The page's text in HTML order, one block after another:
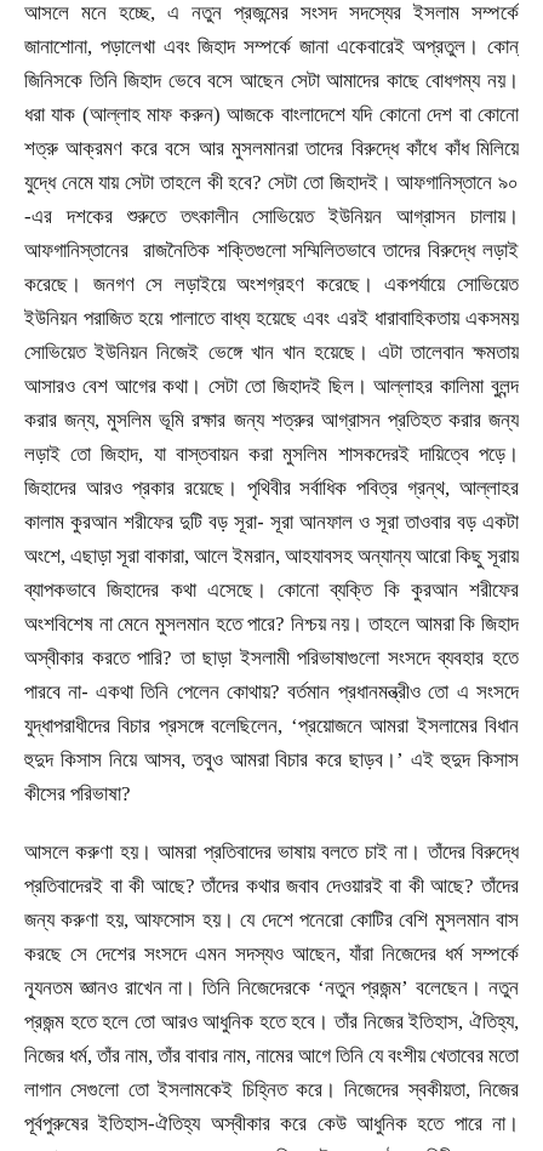
আসলে মনে হচ্ছে, এ নতুন প্রজন্মের সংসদ সদস্যের ইসলাম সম্পর্কে
জানাশোনা, পড়ালেখা এবং জিহাদ সম্পর্কে জানা একেবারেই অপ্রতুল। কোন্
জিনিসকে তিনি জিহাদ ভেবে বসে আছেন সেটা আমাদের কাছে বোধগম্য নয়।
ধরা যাক (আল্লাহ মাফ করুন) আজকে বাংলাদেশে যদি কোনো দেশ বা কোনো
শত্রু আক্রমণ করে বসে আর মুসলমানরা তাদের বিরুদ্ধে কাঁধে কাঁধ মিলিয়ে
যুদ্ধে নেমে যায় সেটা তাহলে কী হবে?সেটা তো জিহাদই। আফগানিস্তানে ৯০
-এর দশকের শুরুতে তৎকালীন সোভিয়েত ইউনিয়ন আগ্রাসন চালায়।
আফগানিস্তানের রাজনৈতিক শক্তিগুলো সম্মিলিতভাবে তাদের বিরুদ্ধে লড়াই
করেছে। জনগণ সে লড়াইয়ে অংশগ্রহণ করেছে। একপর্যায়ে সোভিয়েত
ইউনিয়ন পরাজিত হয়ে পালাতে বাধ্য হয়েছে এবং এরই ধারাবাহিকতায় একসময়
সোভিয়েত ইউনিয়ন নিজেই ভেঙ্গে খান খান হয়েছে। এটা তালেবান ক্ষমতায়
আসারও বেশ আগের কথা। সেটা তো জিহাদই ছিল। আল্লাহর কালিমা বুলন্দ
করার জন্য,মুসলিম ভূমি রক্ষার জন্য শত্রুর আগ্রাসন প্রতিহত করার জন্য
লড়াই তো জিহাদ, যা বাস্তবায়ন করা মুসলিম শাসকদেরই দায়িত্বে পড়ে।
জিহাদের আরও প্রকার রয়েছে। পৃথিবীর সর্বাধিক পবিত্র গ্রন্থ, আল্লাহর
কালাম কুরআন শরীফের দুটি বড় সূরা- সূরা আনফাল ও সূরা তাওবার বড় একটা
অংশে, এছাড়া সূরা বাকারা, আলে ইমরান, আহযাবসহ অন্যান্য আরো কিছু সূরায়
ব্যাপকভাবে জিহাদের কথা এসেছে। কোনো ব্যক্তি কি কুরআন শরীফের
অংশবিশেষ না মেনে মুসলমান হতে পারে? নিশ্চয় নয়। তাহলে আমরা কি জিহাদ
অস্বীকার করতে পারি?তা ছাড়া ইসলামী পরিভাষাগুলো সংসদে ব্যবহার হতে
পারবে না- একথা তিনি পেলেন কোথায়?বর্তমান প্রধানমন্ত্রীও তো এ সংসদে
যুদ্ধাপরাধীদের বিচার প্রসঙ্গে বলেছিলেন, ‘প্রয়োজনে আমরা ইসলামের বিধান
হুদুদ কিসাস নিয়ে আসব,তবুও আমরা বিচার করে ছাড়ব। ’এই হুদুদ কিসাস
কীসের পরিভাষা?
আসলে করুণা হয়। আমরা প্রতিবাদের ভাষায় বলতে চাই না। তাঁদের বিরুদ্ধে
প্রতিবাদেরই বা কী আছে?তাঁদের কথার জবাব দেওয়ারই বা কী আছে?তাঁদের
জন্য করুণা হয়,আফসোস হয়। যে দেশে পনেরো কোটির বেশি মুসলমান বাস
করছে সে দেশের সংসদে এমন সদস্যও আছেন, যাঁরা নিজেদের ধর্ম সম্পর্কে
ন্যূনতম জ্ঞানও রাখেন না। তিনি নিজেদেরকে ‘নতুন প্রজন্ম’বলেছেন। নতুন
প্রজন্ম হতে হলে তো আরও আধুনিক হতে হবে। তাঁর নিজের ইতিহাস,ঐতিহ্য,
নিজের ধর্ম,তাঁর নাম,তাঁর বাবার নাম, নামের আগে তিনি যে বংশীয় খেতাবের মতো
লাগান সেগুলো তো ইসলামকেই চিহ্নিত করে। নিজেদের স্বকীয়তা, নিজের
পূর্বপুরুষের ইতিহাস-ঐতিহ্য অস্বীকার করে কেউ আধুনিক হতে পারে না।